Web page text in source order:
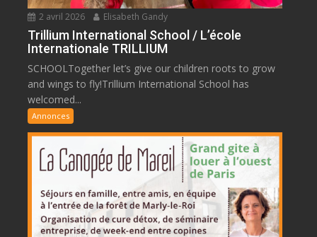
2 avril 2026 Elisabeth Gandy
Trillium International School / L’école
Internationale TRILLIUM
SCHOOLTogether let’s give our children roots to grow
and wings to fly!Trillium International School has
welcomed...
Annonces